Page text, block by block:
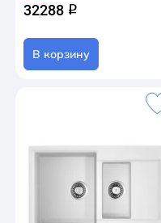
32288 q
В корзину